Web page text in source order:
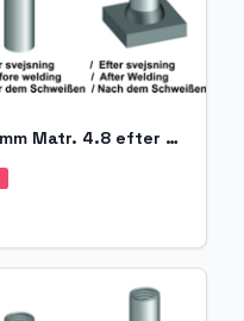
ID Gevindbøs M20-Ø22x20 mm Matr. 4.8 efter EN ISO 13918